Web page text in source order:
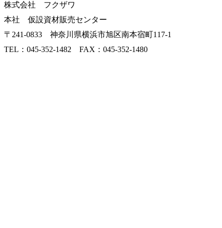
株式会社 フクザワ
本社 仮設資材販売センター
〒241-0833 神奈川県横浜市旭区南本宿町117-1
TEL：045-352-1482 FAX：045-352-1480